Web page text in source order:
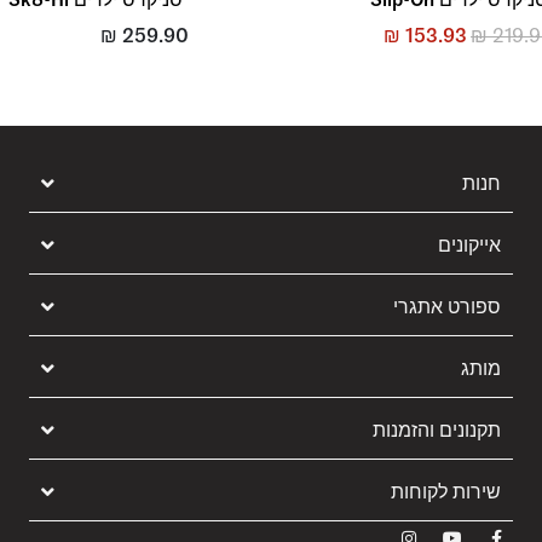
₪
₪ 153.93
₪ 259.90
חנות
אייקונים
ספורט אתגרי
מותג
תקנונים והזמנות
שירות לקוחות